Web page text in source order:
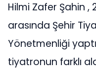
Hilmi Zafer Şahin ,
arasında Şehir
Yönetmenliği
tiyatronun farklı